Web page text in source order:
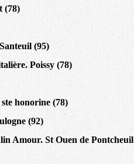
(78)
(95)
Poissy (78)
honorine (78)
(92)
Amour. St Ouen de Pontcheuil